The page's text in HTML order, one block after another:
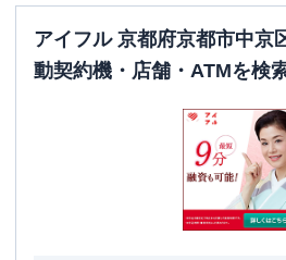
アイフル 京都府京都市中京
動契約機・店舗・ATMを検